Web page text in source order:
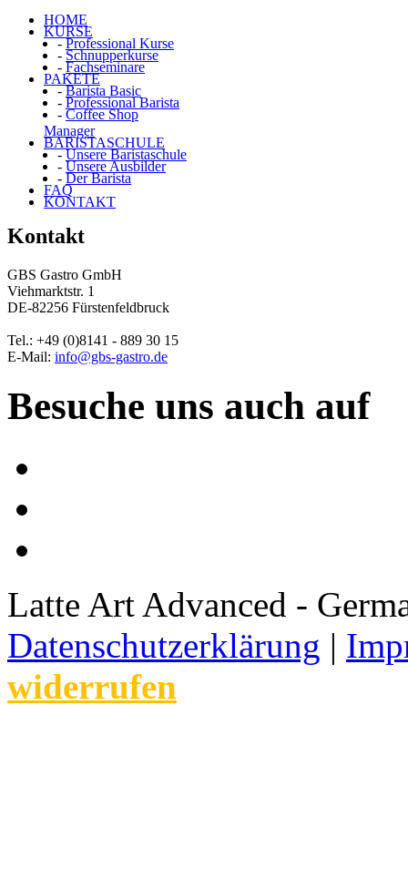
HOME
KURSE
-Professional Kurse
- Schnupperkurse
- Fachseminare
PAKETE
-Barista Basic
- Professional Barista
- Coffee Shop
Manager
BARISTASCHULE
-Unsere Baristaschule
- Unsere Ausbilder
- Der Barista
FAQ
KONTAKT
Kontakt
GBS Gastro GmbH
Viehmarktstr. 1
DE-82256 Fürstenfeldbruck
Tel.: +49 (0)8141 - 889 30 15
E-Mail: info@gbs-gastro.de
Besuche uns auch auf
Latte Art Advanced -
Datenschutzerklärung |
widerrufen